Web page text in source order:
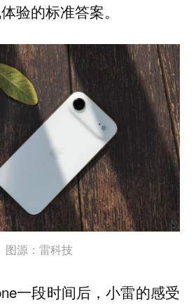
验的标准答案。
图源：雷科技
一段时间后，小雷的感受